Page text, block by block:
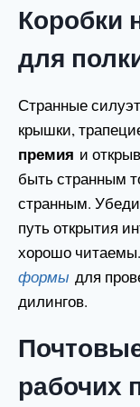
для
Странные
крышки,
премия и
быть странным
странным.
путь открытия
хорошо
формы для
дилингов.
рабочих